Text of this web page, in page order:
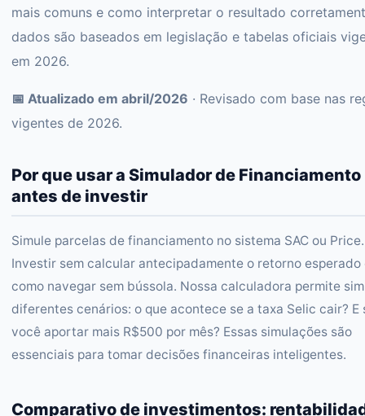
mais comuns e como interpretar o resultado
dados são baseados em legislação e tabelas oficiais
em 2026.
📅 Atualizado em abril/2026 · Revisado com base nas
vigentes de 2026.
Por que usar a Simulador de Financiamento
antes de investir
Simule parcelas de financiamento no sistema SAC ou Price.
Investir sem calcular antecipadamente o retorno esperado
como navegar sem bússola. Nossa calculadora permite
diferentes cenários: o que acontece se a taxa Selic cair? E
você aportar mais R$500 por mês? Essas simulações são
essenciais para tomar decisões financeiras inteligentes.
Comparativo de investimentos: